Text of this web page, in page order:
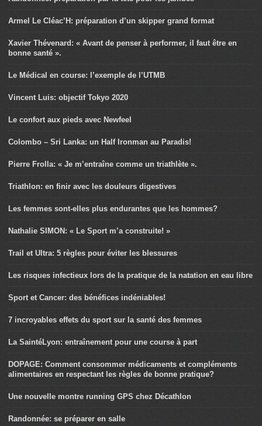
Armel Le Cléac’H: préparation d’un skipper grand format
Xavier Thévenard: « Avant de penser à performer, il faut être en
bonne santé ».
Le Médical en course: l’exemple de l’UTMB
Vincent Luis: objectif Tokyo 2020
Le confort aux pieds avec Newfeel
Colombo – Sri Lanka: un Half Ironman au Paradis!
Pierre Frolla: « Je m’entraîne comme un triathlète ».
Triathlon: en finir avec les douleurs digestives
Les femmes sont-elles plus endurantes que les hommes?
Nathalie SIMON: « Le Sport m’a construite! »
Trail et Ultra: 5 règles pour éviter les blessures
Les risques infectieux lors de la pratique de la natation en eau libre
Sport et Cancer: des bénéfices indéniables!
7 incroyables effets du sport sur la santé des femmes
La SaintéLyon: entraînement pour une course à part
DOPAGE: Comment consommer médicaments et compléments
alimentaires en respectant les règles de bonne pratique?
Une nouvelle montre running GPS chez Décathlon
Randonnée: se préparer en salle